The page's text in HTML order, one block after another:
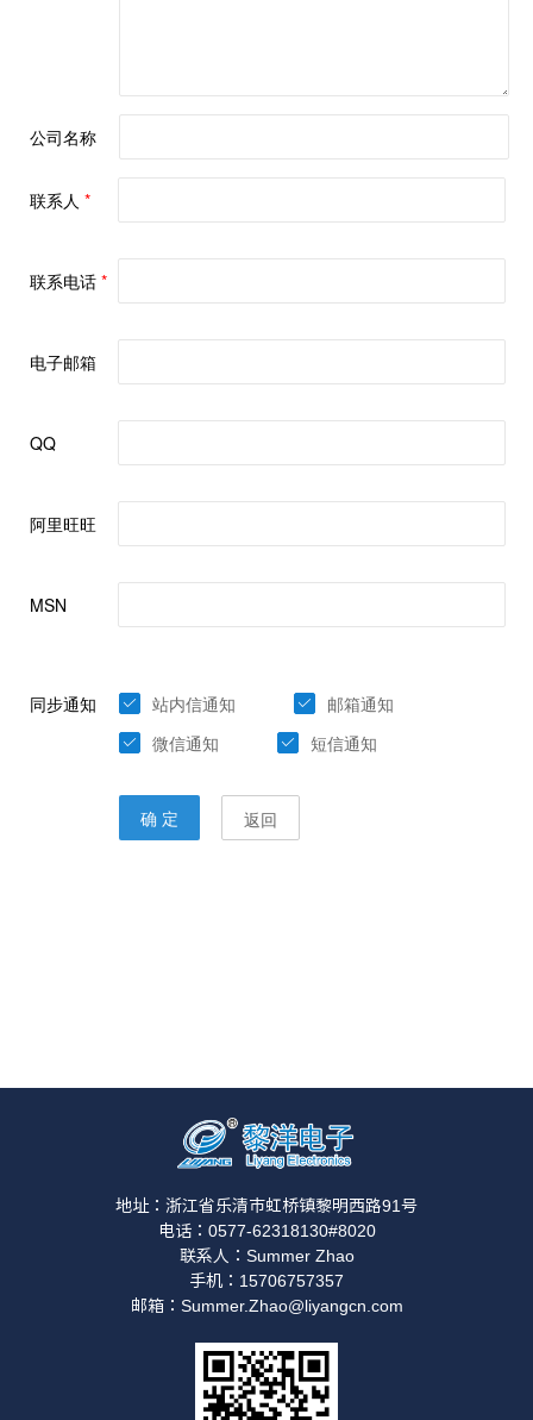
地址：浙江省乐清市虹桥镇黎明西路91号
电话：0577-62318130#8020
联系人：Summer Zhao
手机：15706757357
邮箱：Summer.Zhao@liyangcn.com